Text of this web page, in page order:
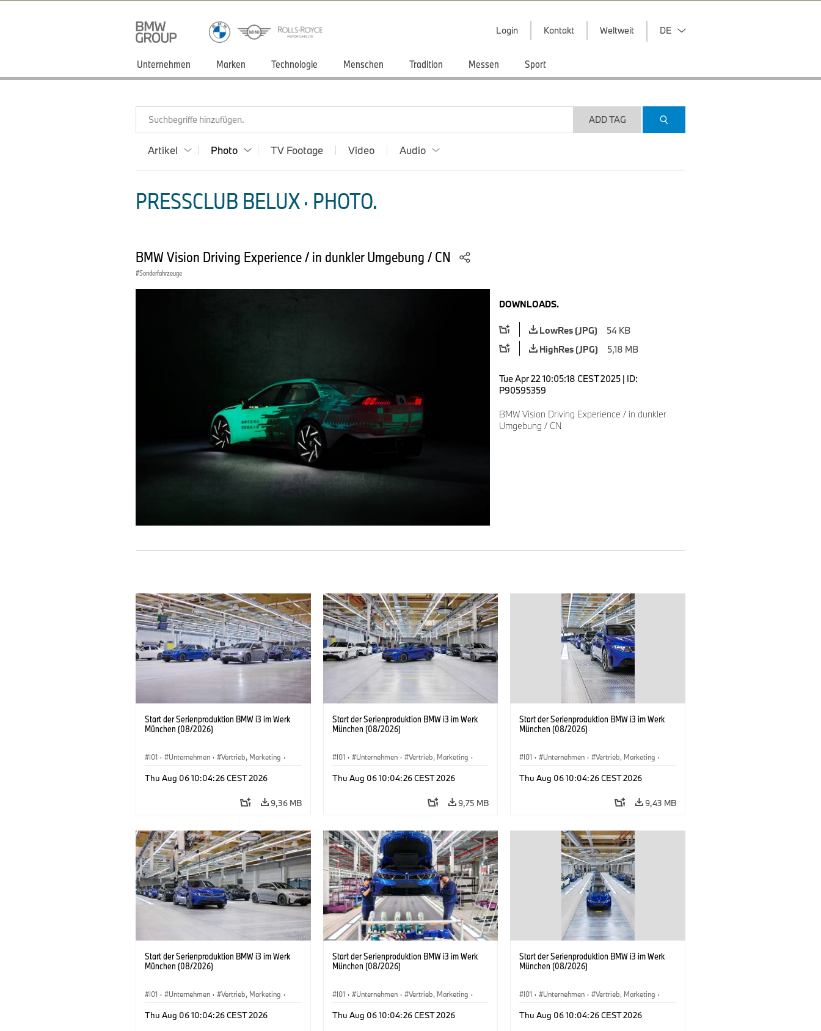
Login Kontakt Weltweit DE
Unternehmen Marken Technologie Menschen Tradition Messen Sport
Suchbegriffe hinzufügen. ADD TAG
Artikel Photo TV Footage Video Audio
PRESSCLUB BELUX · PHOTO.
BMW Vision Driving Experience / in dunkler Umgebung / CN
Sonderfahrzeuge
DOWNLOADS.
LowRes (JPG)
54 KB
HighRes (JPG)
5,18 MB
Tue Apr 22 10:05:18 CEST 2025 | ID:
P90595359
BMW Vision Driving Experience / in dunkler
Umgebung / CN
Start der Serienproduktion BMW i3 im Werk
München (08/2026)
I01 · Unternehmen · Vertrieb, Marketing ·
Thu Aug 06 10:04:26 CEST 2026
9,36 MB
Start der Serienproduktion BMW i3 im Werk
München (08/2026)
I01 · Unternehmen · Vertrieb, Marketing ·
Thu Aug 06 10:04:26 CEST 2026
9,75 MB
Start der Serienproduktion BMW i3 im Werk
München (08/2026)
I01 · Unternehmen · Vertrieb, Marketing ·
Thu Aug 06 10:04:26 CEST 2026
9,43 MB
Start der Serienproduktion BMW i3 im Werk
München (08/2026)
I01 · Unternehmen · Vertrieb, Marketing ·
Thu Aug 06 10:04:26 CEST 2026
Start der Serienproduktion BMW i3 im Werk
München (08/2026)
I01 · Unternehmen · Vertrieb, Marketing ·
Thu Aug 06 10:04:26 CEST 2026
Start der Serienproduktion BMW i3 im Werk
München (08/2026)
I01 · Unternehmen · Vertrieb, Marketing ·
Thu Aug 06 10:04:26 CEST 2026